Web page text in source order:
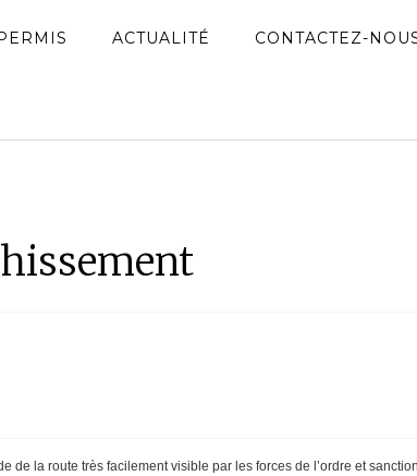
ACTUALITÉ CONTACTEZ-
de la route très facilement visible par les forces de l’ordre et